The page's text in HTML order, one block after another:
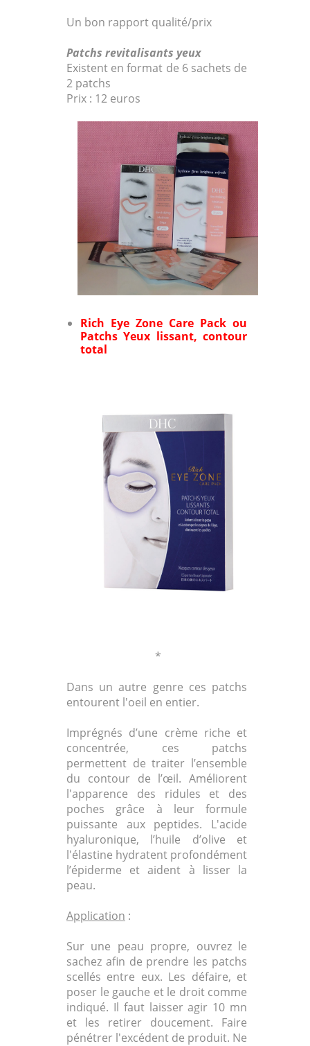
Un bon rapport qualité/prix
Patchs revitalisants yeux
Existent en format de 6 sachets de
2 patchs
Prix : 12 euros
Rich Eye Zone Care Pack ou
Patchs Yeux lissant, contour
total
*
Dans un autre genre ces patchs
entourent l'oeil en entier.
Imprégnés d’une crème riche et
concentrée, ces patchs
permettent de traiter l’ensemble
du contour de l’œil. Améliorent
l'apparence des ridules et des
poches grâce à leur formule
puissante aux peptides. L'acide
hyaluronique, l’huile d’olive et
l'élastine hydratent profondément
l’épiderme et aident à lisser la
peau.
Application :
Sur une peau propre, ouvrez le
sachez afin de prendre les patchs
scellés entre eux. Les défaire, et
poser le gauche et le droit comme
indiqué. Il faut laisser agir 10 mn
et les retirer doucement. Faire
pénétrer l'excédent de produit. Ne